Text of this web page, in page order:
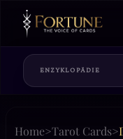
ENZYKLOPÄDIE
Home>Tarot Cards>